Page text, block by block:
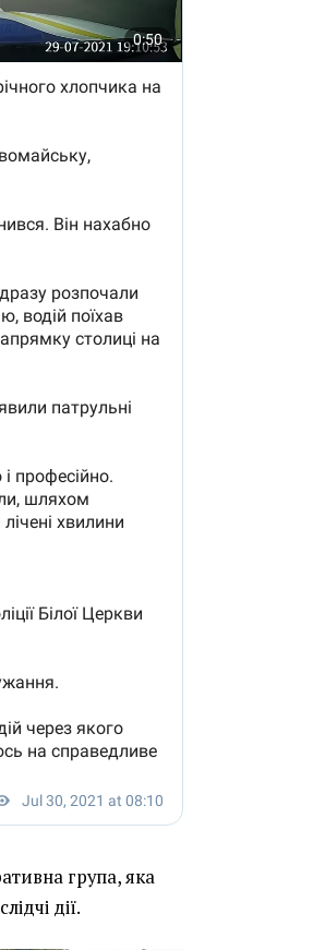
група, яка
дії.